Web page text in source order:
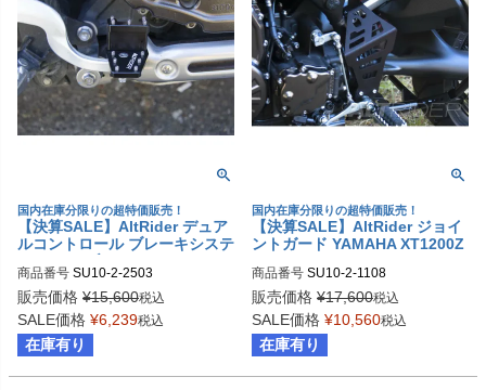
国内在庫分限りの超特価販売！
【決算SALE】AltRider デュア
ルコントロール ブレーキシステ
T1200Z スーパーテネレ
商品番号 SU10-2-2503
販売価格 ¥15,600税込
SALE価格 ¥6,239税込
在庫有り
国内在庫分限りの超特価販売！
【決算SALE】AltRider ジョイ
ントガード YAMAHA XT1200Z
商品番号 SU10-2-1108
販売価格 ¥17,600税込
SALE価格 ¥10,560税込
在庫有り